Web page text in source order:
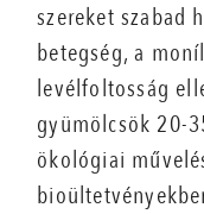
szereket szabad
betegség, a
levélfoltosság
gyümölcsök 20-
ökológiai